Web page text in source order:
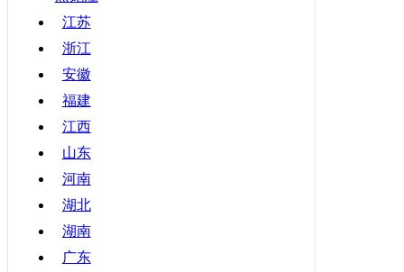
甘肃
青海
宁夏
新疆
香港
澳门
台湾
江苏
浙江
安徽
福建
江西
山东
河南
湖北
湖南
广东